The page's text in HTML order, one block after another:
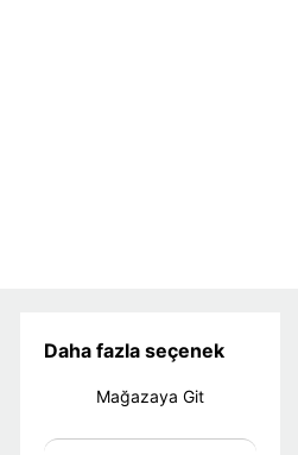
Daha fazla seçenek
Mağazaya Git